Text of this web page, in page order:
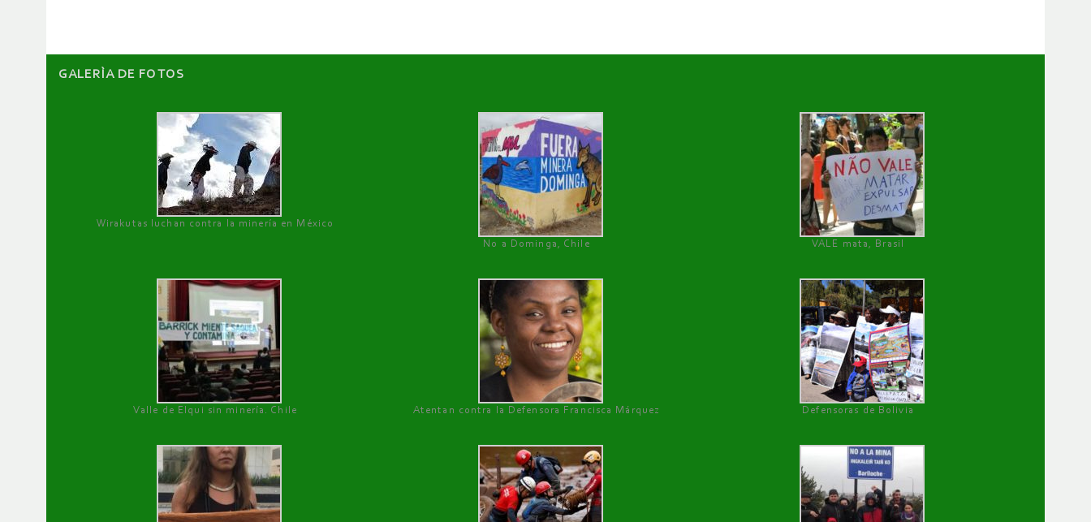
GALERÌA DE FOTOS
Wirakutas luchan contra la minería en México
No a Dominga, Chile
VALE mata, Brasil
Valle de Elqui sin minería. Chile Atentan contra la Defensora Francisca Márquez Defensoras de Bolivia